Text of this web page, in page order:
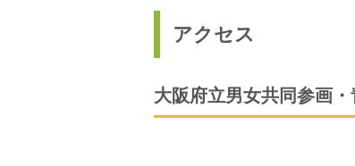
アクセス
大阪府立男女共同参画